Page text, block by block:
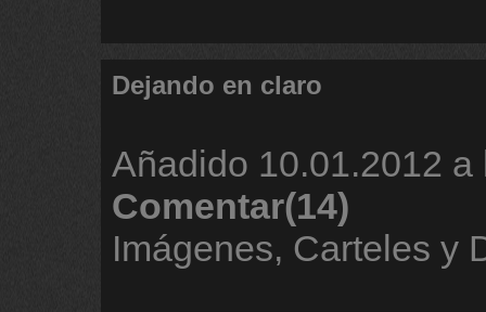
Dejando en claro
Añadido 10.01.2012 a
Comentar(14)
Imágenes, Carteles y